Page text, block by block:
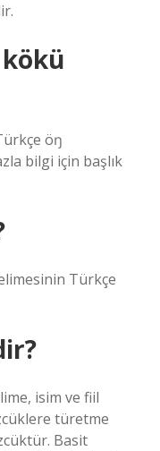
öŋ
bilgi için başlık
Türkçe
isim ve fiil
türetme
Basit